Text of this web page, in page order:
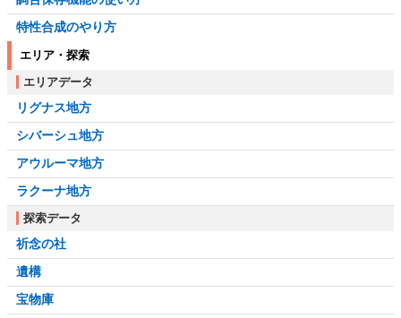
特性合成のやり方
エリア・探索
エリアデータ
リグナス地方
シバーシュ地方
アウルーマ地方
ラクーナ地方
探索データ
祈念の社
遺構
宝物庫